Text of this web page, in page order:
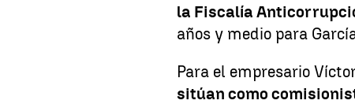
la Fiscalía
años y medio para
Para el empresario
sitúan como